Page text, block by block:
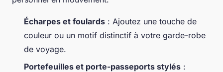
Écharpes et foulards : Ajoutez une touche de
couleur ou un motif distinctif à votre garde-robe
de voyage.
Portefeuilles et porte-passeports stylés :